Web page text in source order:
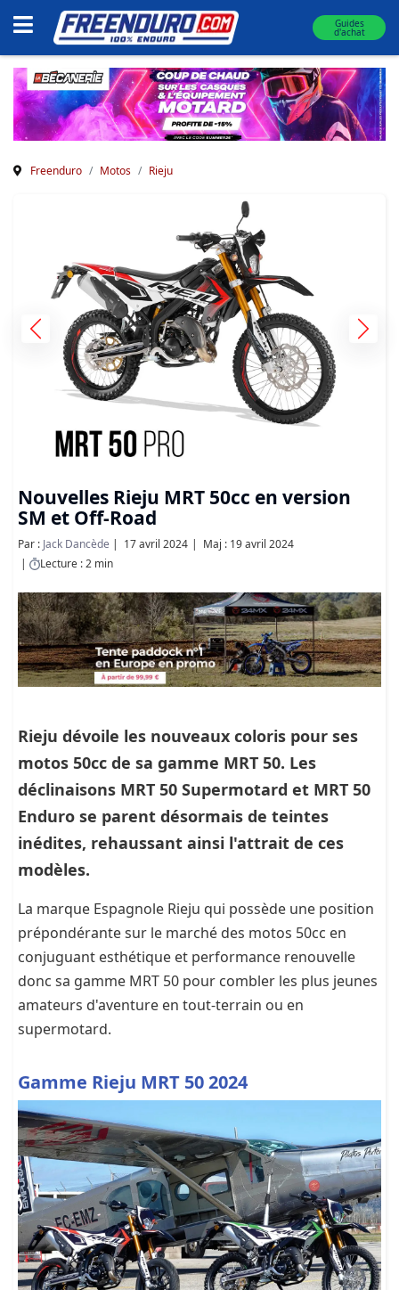
Guides
d'achat
Freenduro Motos Rieju
Previous Next
Nouvelles Rieju MRT 50cc en version
SM et Off-Road
Par : Jack Dancède 17 avril 2024
Maj : 19 avril 2024
Lecture : 2 min
Rieju dévoile les nouveaux coloris pour ses
motos 50cc de sa gamme MRT 50. Les
déclinaisons MRT 50 Supermotard et MRT 50
Enduro se parent désormais de teintes
inédites, rehaussant ainsi l'attrait de ces
modèles.
La marque Espagnole Rieju qui possède une position
prépondérante sur le marché des motos 50cc en
conjuguant esthétique et performance renouvelle
donc sa gamme MRT 50 pour combler les plus jeunes
amateurs d'aventure en tout-terrain ou en
supermotard.
Gamme Rieju MRT 50 2024